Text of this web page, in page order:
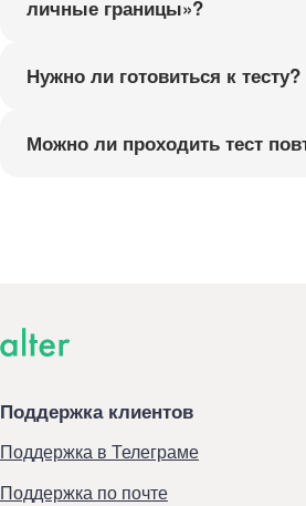
личные границы»?
Нужно ли готовиться к тесту?
Можно ли проходить тест
Поддержка клиентов
Поддержка в Телеграме
Поддержка по почте